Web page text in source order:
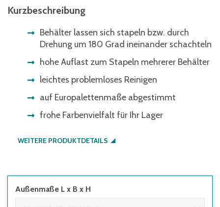
Kurzbeschreibung
Behälter lassen sich stapeln bzw. durch
Drehung um 180 Grad ineinander schachteln
hohe Auflast zum Stapeln mehrerer Behälter
leichtes problemloses Reinigen
auf Europalettenmaße abgestimmt
frohe Farbenvielfalt für Ihr Lager
WEITERE PRODUKTDETAILS
Außenmaße L x B x H